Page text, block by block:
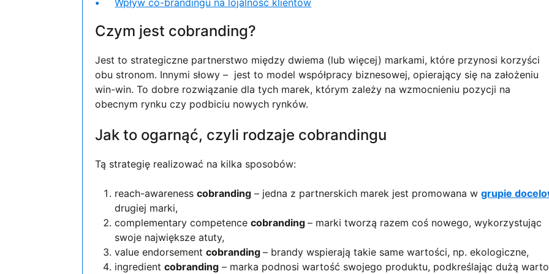
Czym jest cobranding?
Jest to strategiczne partnerstwo między dwiema (lub więcej) markami, które przynosi korzyści
obu stronom. Innymi słowy – jest to model współpracy biznesowej, opierający się na założeniu
win-win. To dobre rozwiązanie dla tych marek, którym zależy na wzmocnieniu pozycji na
obecnym rynku czy podbiciu nowych rynków.
Jak to ogarnąć, czyli rodzaje cobrandingu
Tą strategię realizować na kilka sposobów:
reach-awarenesscobranding – jedna z partnerskich marek jest promowana wgrupie
drugiej marki,
complementary competencecobranding– marki tworzą razem coś nowego, wykorzystując
swoje największe atuty,
value endorsementcobranding– brandy wspierają takie same wartości, np. ekologiczne,
ingredientcobranding – marka podnosi wartość swojego produktu, podkreślając dużą